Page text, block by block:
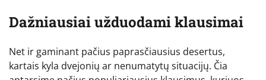
Dažniausiai užduodami klausimai
Net ir gaminant pačius paprasčiausius desertus,
kartais kyla dvejonių ar nenumatytų situacijų. Čia